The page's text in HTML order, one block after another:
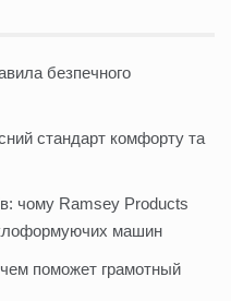
безпечного
стандарт комфорту та
чому Ramsey Products
машин
поможет грамотный